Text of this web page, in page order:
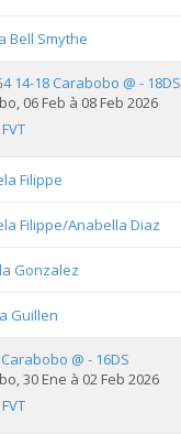
Bell Smythe
14-18 Carabobo @ - 18DS
06 Feb à 08 Feb 2026
FVT
Filippe
Filippe/Anabella Diaz
Gonzalez
Guillen
@ - 16DS
30 Ene à 02 Feb 2026
FVT